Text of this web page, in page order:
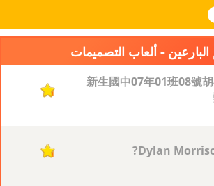
- ألعاب التصميمات
新生國中07年01班08號
1
Dylan
1